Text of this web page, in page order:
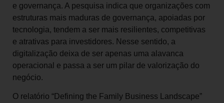
e governança. A pesquisa indica que organizações com
estruturas mais maduras de governança, apoiadas por
tecnologia, tendem a ser mais resilientes, competitivas
e atrativas para investidores. Nesse sentido, a
digitalização deixa de ser apenas uma alavanca
operacional e passa a ser um pilar de valorização do
negócio.
O relatório “Defining the Family Business Landscape”